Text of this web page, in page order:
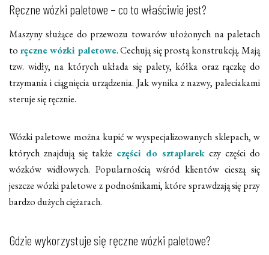
Ręczne wózki paletowe – co to właściwie jest?
Maszyny służące do przewozu towarów ułożonych na paletach
to ręczne wózki paletowe. Cechują się prostą konstrukcją. Mają
tzw. widły, na których układa się palety, kółka oraz rączkę do
trzymania i ciągnięcia urządzenia. Jak wynika z nazwy, paleciakami
steruje się ręcznie.
Wózki paletowe można kupić w wyspecjalizowanych sklepach, w
których znajdują się także części do sztaplarek czy części do
wózków widłowych. Popularnością wśród klientów cieszą się
jeszcze wózki paletowe z podnośnikami, które sprawdzają się przy
bardzo dużych ciężarach.
Gdzie wykorzystuje się ręczne wózki paletowe?